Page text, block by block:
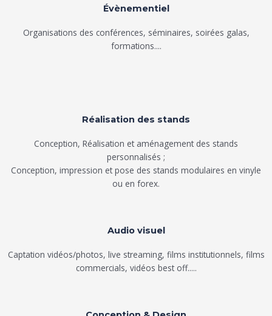
Évènementiel
Organisations des conférences, séminaires, soirées galas,
formations....
Réalisation des stands
Conception, Réalisation et aménagement des stands
personnalisés ;
Conception, impression et pose des stands modulaires en vinyle
ou en forex.
Audio visuel
Captation vidéos/photos, live streaming, films institutionnels, films
commercials, vidéos best off.....